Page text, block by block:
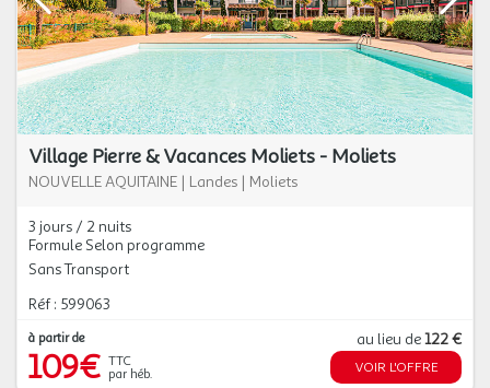
Village Pierre & Vacances Moliets - Moliets
NOUVELLE AQUITAINE | Landes | Moliets
3 jours / 2 nuits
Formule Selon programme
Sans Transport
Réf : 599063
à partir de
109€ TTC
par héb.
au lieu de122 €
VOIR L'OFFRE